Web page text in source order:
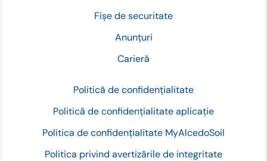
Fișe de securitate
Anunțuri
Carieră
Politică de confidențialitate
Politică de confidențialitate aplicație
Politica de confidențialitate MyAlcedoSoil
Politica privind avertizările de integritate